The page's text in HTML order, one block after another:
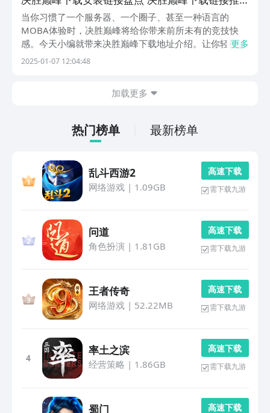
荐
当你习惯了一个服务器、一个圈子、甚至一种语言的
MOBA体验时，决胜巅峰将给你带来前所未有的竞技快
感。今天小编就带来决胜巅峰下载地址介绍。让你轻松感
受多文化的游戏火花，10分钟一局的快节奏玩法，随时随
更多
2025-01-07 12:04:48
加载更多
热门榜单 最新榜单
乱斗西游2
网络游戏| 1.09GB
高 速 下 载
需下载九游
问道
角色扮演 | 1.81GB
高 速 下 载
需下载九游
王者传奇
网络游戏| 52.22MB
高 速 下 载
需下载九游
4
率土之滨
经营策略 | 1.86GB
高 速 下 载
需下载九游
蜀门 高 速 下 载